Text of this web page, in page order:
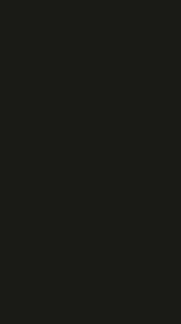
com Atlético de
'Plano A
Que vontade de ser